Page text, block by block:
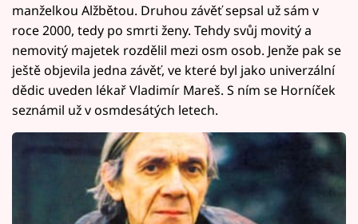
manželkou Alžbětou. Druhou závěť sepsal už sám v
roce 2000, tedy po smrti ženy. Tehdy svůj movitý a
nemovitý majetek rozdělil mezi osm osob. Jenže pak se
ještě objevila jedna závěť, ve které byl jako univerzální
dědic uveden lékař Vladimír Mareš. S ním se Horníček
seznámil už v osmdesátých letech.